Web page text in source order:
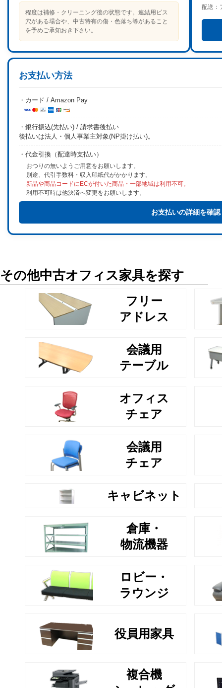
程度は補修・クリーニング後の状態です。連結用ビス
穴がある場合や、中古特有の傷・色落ち等があること
を予めご承知おき下さい。
配送：
お支払い方法
・カード / Amazon Pay
・銀行振込(先払い) / 請求書後払い
後払いは法人・個人事業主対象(NP掛け払い)。
・代金引換（配達時支払い）
おつりの無いようご用意をお願いします。
別途、代引手数料・収入印紙代がかかります。
新品や商品コードにECが付いた商品・一部地域は利用不可。
利用不可時は他決済へ変更をお願いします。
お支払いの詳細を確認
その他中古オフィス家具を探す
フリー
アドレス
会議用
テーブル
オフィス
チェア
会議用
チェア
キャビネット
倉庫・
物流機器
ロビー・
ラウンジ
役員用家具
複合機